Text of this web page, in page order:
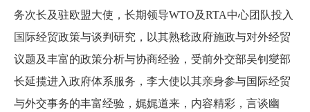
务次长及驻欧盟大使，长期领导WTO及RTA中心团队投入
国际经贸政策与谈判研究，以其熟稔政府施政与对外经贸
议题及丰富的政策分析与协商经验，受前外交部吴钊燮部
长延揽进入政府体系服务，李大使以其亲身参与国际经贸
与外交事务的丰富经验，娓娓道来，内容精彩，言谈幽